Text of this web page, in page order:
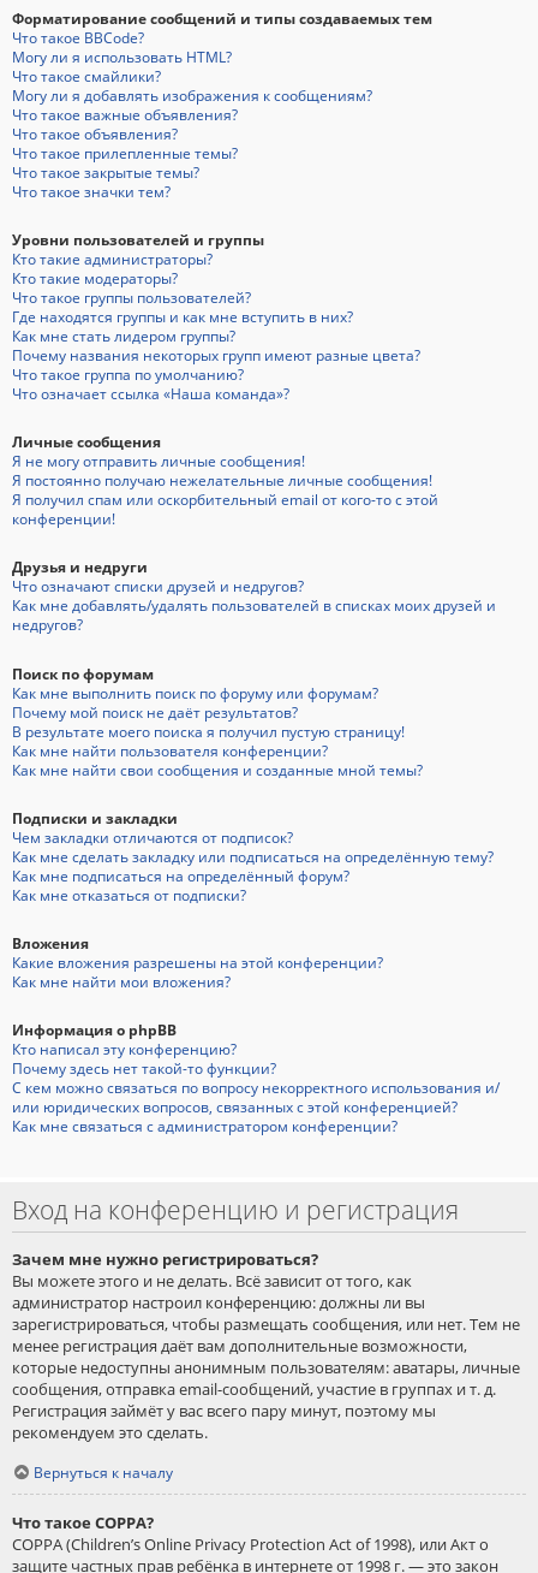
Форматирование сообщений и типы создаваемых тем
Что такое BBCode?
Могу ли я использовать HTML?
Что такое смайлики?
Могу ли я добавлять изображения к сообщениям?
Что такое важные объявления?
Что такое объявления?
Что такое прилепленные темы?
Что такое закрытые темы?
Что такое значки тем?
Уровни пользователей и группы
Кто такие администраторы?
Кто такие модераторы?
Что такое группы пользователей?
Где находятся группы и как мне вступить в них?
Как мне стать лидером группы?
Почему названия некоторых групп имеют разные цвета?
Что такое группа по умолчанию?
Что означает ссылка «Наша команда»?
Личные сообщения
Я не могу отправить личные сообщения!
Я постоянно получаю нежелательные личные сообщения!
Я получил спам или оскорбительный email от кого-то с этой
конференции!
Друзья и недруги
Что означают списки друзей и недругов?
Как мне добавлять/удалять пользователей в списках моих друзей и
недругов?
Поиск по форумам
Как мне выполнить поиск по форуму или форумам?
Почему мой поиск не даёт результатов?
В результате моего поиска я получил пустую страницу!
Как мне найти пользователя конференции?
Как мне найти свои сообщения и созданные мной темы?
Подписки и закладки
Чем закладки отличаются от подписок?
Как мне сделать закладку или подписаться на определённую тему?
Как мне подписаться на определённый форум?
Как мне отказаться от подписки?
Вложения
Какие вложения разрешены на этой конференции?
Как мне найти мои вложения?
Информация о phpBB
Кто написал эту конференцию?
Почему здесь нет такой-то функции?
С кем можно связаться по вопросу некорректного использования и/
или юридических вопросов, связанных с этой конференцией?
Как мне связаться с администратором конференции?
Вход на конференцию и регистрация
Зачем мне нужно регистрироваться?
Вы можете этого и не делать. Всё зависит от того, как
администратор настроил конференцию: должны ли вы
зарегистрироваться, чтобы размещать сообщения, или нет. Тем не
менее регистрация даёт вам дополнительные возможности,
которые недоступны анонимным пользователям: аватары, личные
сообщения, отправка email-сообщений, участие в группах и т. д.
Регистрация займёт у вас всего пару минут, поэтому мы
рекомендуем это сделать.
Вернуться к началу
Что такое COPPA?
COPPA (Children’s Online Privacy Protection Act of 1998), или Акт о
защите частных прав ребёнка в интернете от 1998 г. — это закон